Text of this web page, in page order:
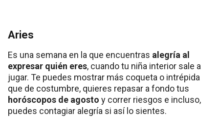
Aries
Es una semana en la que encuentras alegría al
expresar quién eres, cuando tu niña interior sale a
jugar. Te puedes mostrar más coqueta o intrépida
que de costumbre, quieres repasar a fondo tus
horóscopos de agosto y correr riesgos e incluso,
puedes contagiar alegría si así lo sientes.